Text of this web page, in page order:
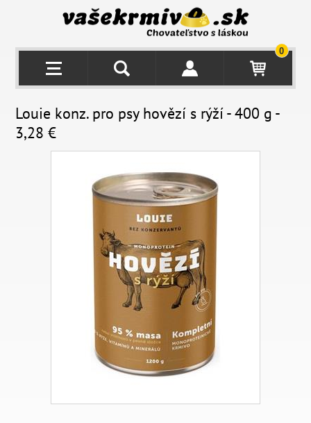
0
Louie konz. pro psy hovězí s rýží - 400 g -
3,28 €